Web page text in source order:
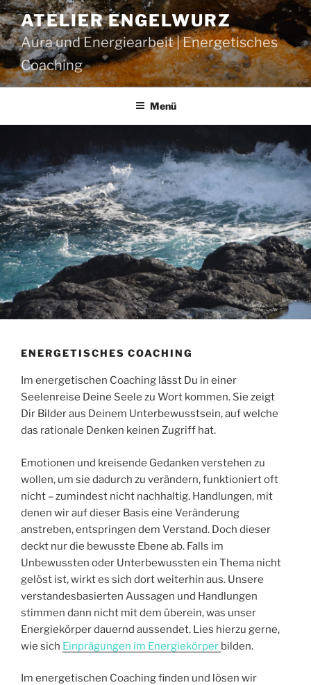
Zum
Inhalt
springen
ATELIER ENGELWURZ
Aura und Energiearbeit | Energetisches
Coaching
Menü
ENERGETISCHES COACHING
Im energetischen Coaching lässt Du in einer
Seelenreise Deine Seele zu Wort kommen. Sie zeigt
Dir Bilder aus Deinem Unterbewusstsein, auf welche
das rationale Denken keinen Zugriff hat.
Emotionen und kreisende Gedanken verstehen zu
wollen, um sie dadurch zu verändern, funktioniert oft
nicht – zumindest nicht nachhaltig. Handlungen, mit
denen wir auf dieser Basis eine Veränderung
anstreben, entspringen dem Verstand. Doch dieser
deckt nur die bewusste Ebene ab. Falls im
Unbewussten oder Unterbewussten ein Thema nicht
gelöst ist, wirkt es sich dort weiterhin aus. Unsere
verstandesbasierten Aussagen und Handlungen
stimmen dann nicht mit dem überein, was unser
Energiekörper dauernd aussendet. Lies hierzu gerne,
wie sich Einprägungen im Energiekörper bilden.
Im energetischen Coaching finden und lösen wir